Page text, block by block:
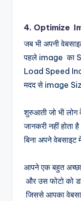
4. Optimize
जब भी अपनी
पहले image का
Load Speed
मदद से image
शुरुआती जो भी लोग
जानकरी नहीं
बिना अपने वेबसाइट
आपने एक बहुत अच्छा
और उस फोटो को
जिससे आपका